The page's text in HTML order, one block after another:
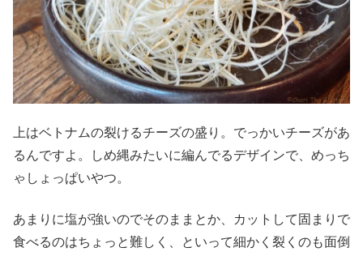
上はベトナムの裂けるチーズの盛り。でっかいチーズがあ
るんですよ。しめ縄みたいに編んでるデザインで、めっち
ゃしょっぱいやつ。
あまりに塩が強いのでそのままとか、カットして固まりで
食べるのはちょっと難しく、といって細かく裂くのも面倒